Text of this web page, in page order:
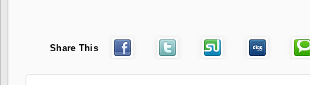
Share This